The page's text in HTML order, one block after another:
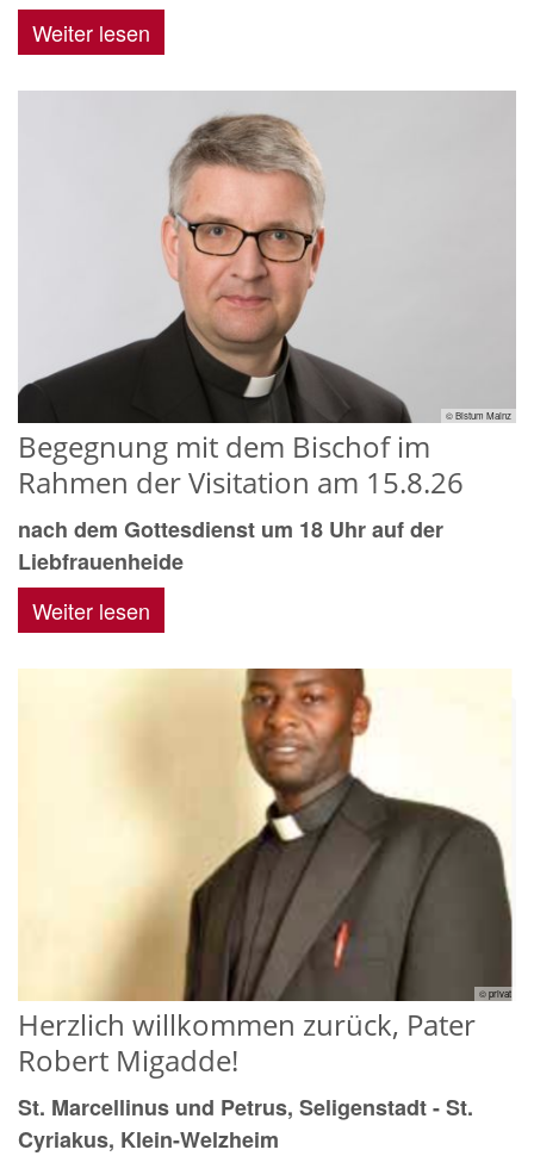
Weiter lesen
© Bistum Mainz
Begegnung mit dem Bischof im
Rahmen der Visitation am 15.8.26
nach dem Gottesdienst um 18 Uhr auf der
Liebfrauenheide
Weiter lesen
© privat
Herzlich willkommen zurück, Pater
Robert Migadde!
St. Marcellinus und Petrus, Seligenstadt - St.
Cyriakus, Klein-Welzheim